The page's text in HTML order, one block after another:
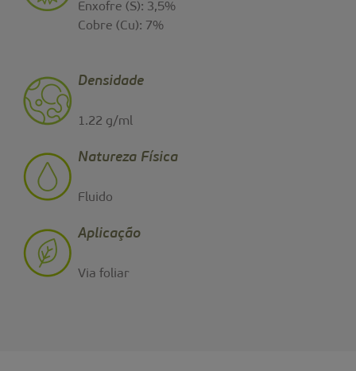
Enxofre (S): 3,5%
Cobre (Cu): 7%
Densidade
1.22 g/ml
Natureza Física
Fluido
Aplicação
Via foliar